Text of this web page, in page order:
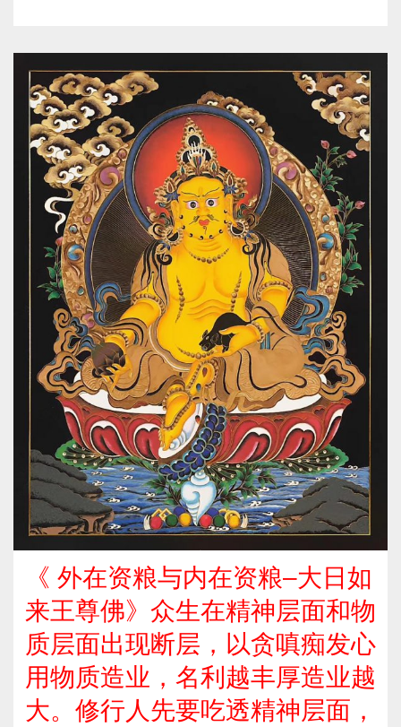
《 外在资粮与内在资粮–大日如
来王尊佛》众生在精神层面和物
质层面出现断层，以贪嗔痴发心
用物质造业，名利越丰厚造业越
大。修行人先要吃透精神层面，